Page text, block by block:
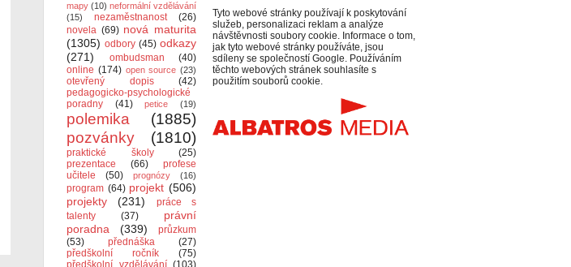
mapy (10) neformální vzdělávání
(15)
nezaměstnanost
(26)
novela (69) nová maturita
(1305) odbory (45) odkazy
(271)
ombudsman
(40)
online (174) open source (23)
otevřený dopis
(42)
pedagogicko-psychologické
poradny
(41) petice (19)
polemika
(1885)
pozvánky
(1810)
praktické školy
(25)
prezentace
(66)
profese
učitele
(50) prognózy (16)
program (64) projekt (506)
projekty
(231)
práce s
talenty
(37)
právní
poradna
(339)
průzkum
(53)
přednáška
(27)
předškolní ročník
(75)
předškolní vzdělávání (103)
Tyto webové stránky používají k poskytování
služeb, personalizaci reklam a analýze
návštěvnosti soubory cookie. Informace o tom,
jak tyto webové stránky používáte, jsou
sdíleny se společností Google. Používáním
těchto webových stránek souhlasíte s
použitím souborů cookie.